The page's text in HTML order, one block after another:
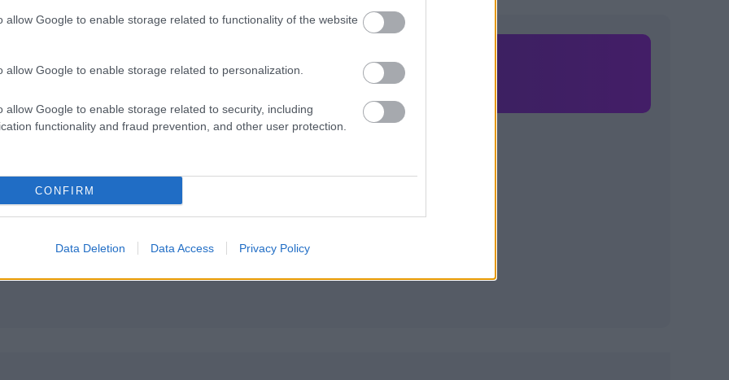
allow Google to enable storage related to functionality of the website
allow Google to enable storage related to personalization.
allow Google to enable storage related to security, including
functionality and fraud prevention, and other user protection.
CONFIRM
Data Deletion Data Access Privacy Policy
άρθρου είναι μόνο προς ανάγνωση.